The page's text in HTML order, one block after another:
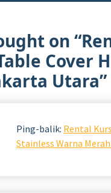
on “
Cover
Utara”
Ping-balik: Rental
Stainless Warna